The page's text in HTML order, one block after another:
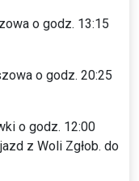
o godz. 13:15
o godz. 20:25
o godz. 12:00
z Woli Zgłob. do